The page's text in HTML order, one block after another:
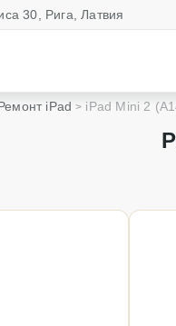
30, Рига, Латвия
iPad iPad Mini 2